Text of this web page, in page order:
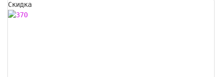
Скидка